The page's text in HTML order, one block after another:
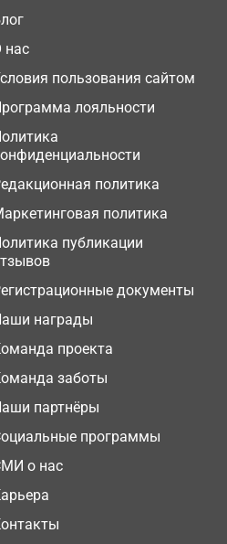
нас
пользования сайтом
лояльности
политика
политика
публикации
документы
награды
проекта
заботы
партнёры
программы
о нас